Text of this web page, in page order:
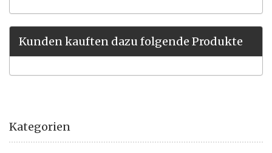
Kunden kauften dazu folgende Produkte
Kategorien